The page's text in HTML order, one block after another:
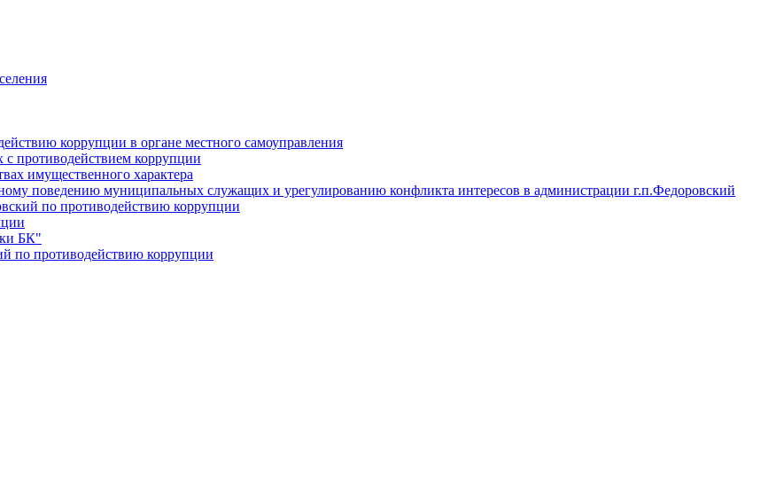
коррупции в органе местного самоуправления
противодействием коррупции
имущественного характера
поведению муниципальных служащих и урегулированию конфликта интересов в администрации г.п.Федоровский
по противодействию коррупции
БК"
по противодействию коррупции